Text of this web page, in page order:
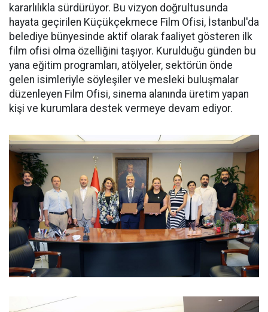
kararlılıkla sürdürüyor. Bu vizyon doğrultusunda
hayata geçirilen Küçükçekmece Film Ofisi, İstanbul'da
belediye bünyesinde aktif olarak faaliyet gösteren ilk
film ofisi olma özelliğini taşıyor. Kurulduğu günden bu
yana eğitim programları, atölyeler, sektörün önde
gelen isimleriyle söyleşiler ve mesleki buluşmalar
düzenleyen Film Ofisi, sinema alanında üretim yapan
kişi ve kurumlara destek vermeye devam ediyor.